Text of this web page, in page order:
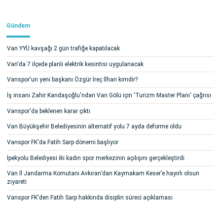
Gündem
Van YYÜ kavşağı 2 gün trafiğe kapatılacak
Van'da 7 ilçede planlı elektrik kesintisi uygulanacak
Vanspor'un yeni başkanı Özgür İreç İlhan kimdir?
İş insanı Zahir Kandaşoğlu'ndan Van Gölü için 'Turizm Master Planı' çağrısı
Vanspor'da beklenen karar çıktı
Van Büyükşehir Belediyesinin alternatif yolu 7 ayda deforme oldu
Vanspor FK'da Fatih Sarp dönemi başlıyor
İpekyolu Belediyesi iki kadın spor merkezinin açılışını gerçekleştirdi
Van İl Jandarma Komutanı Avkıran’dan Kaymakam Keser’e hayırlı olsun
ziyareti
Vanspor FK'den Fatih Sarp hakkında disiplin süreci açıklaması